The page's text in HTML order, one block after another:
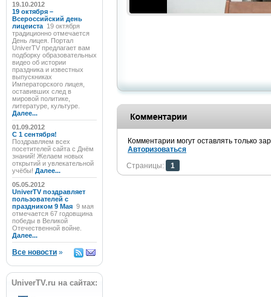
19.10.2012
19 октября –
Всероссийский день
лицеиста 19 октября
традиционно отмечается
День лицея. Портал
UniverTV предлагает вам
подборку образовательных
видео об истории
праздника и известных
выпускниках
Императорского лицея,
оставивших след в
мировой политике,
литературе, культуре.
Далее...
01.09.2012
C 1 сентября!
Поздравляем всех
посетителей сайта с Днём
знаний! Желаем новых
открытий и увлекательной
учёбы! Далее...
05.05.2012
UniverTV поздравляет
пользователей с
праздником 9 Мая 9 мая
отмечается 67 годовщина
победы в Великой
Отечественной войне.
Далее...
Все новости »
UniverTV.ru на сайтах:
Комментарии могут оставлять только
Авторизоваться
Страницы:
1